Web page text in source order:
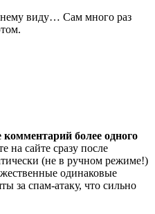
виду… Сам много раз
более одного
на сайте сразу после
(не в ручном режиме!)
одинаковые
за спам-атаку, что сильно